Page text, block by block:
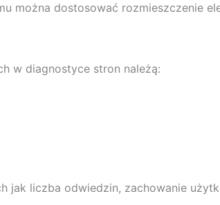
można dostosować rozmieszczenie
w diagnostyce stron należą:
jak liczba odwiedzin, zachowanie